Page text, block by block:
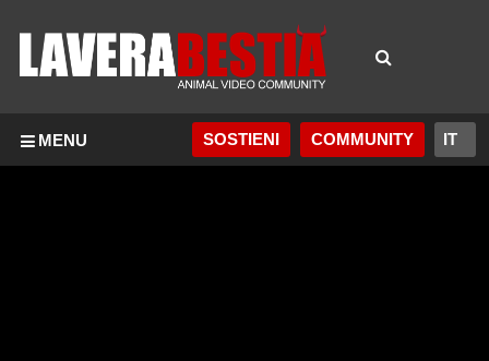
MENU SOSTIENI COMMUNITY